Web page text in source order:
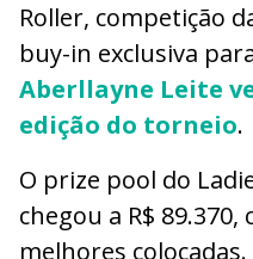
Roller, competição
buy-in exclusiva
Aberllayne Leite
edição do torneio.
O prize pool do
chegou a R$
melhores